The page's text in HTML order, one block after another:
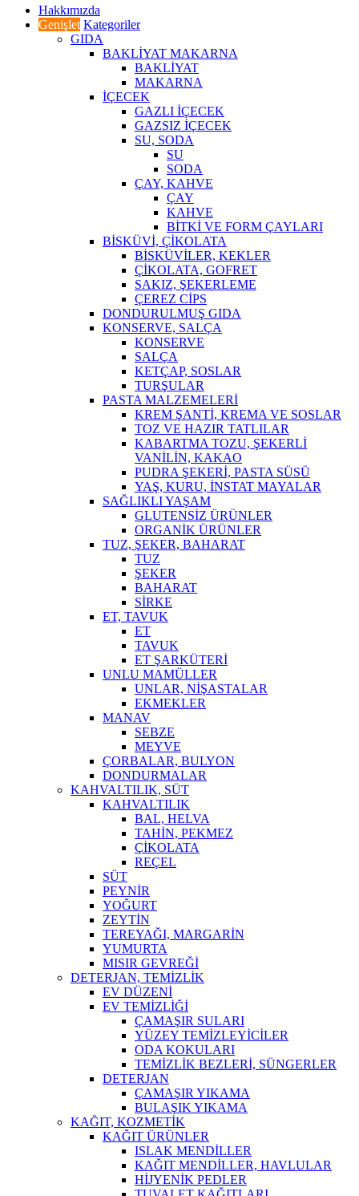
Hakkımızda
Genişlet Kategoriler
GIDA
BAKLİYAT MAKARNA
BAKLİYAT
MAKARNA
İÇECEK
GAZLI İÇECEK
GAZSIZ İÇECEK
SU, SODA
SU
SODA
ÇAY, KAHVE
ÇAY
KAHVE
BİTKİ VE FORM ÇAYLARI
BİSKÜVİ, ÇİKOLATA
BİSKÜVİLER, KEKLER
ÇİKOLATA, GOFRET
SAKIZ, ŞEKERLEME
ÇEREZ CİPS
DONDURULMUŞ GIDA
KONSERVE, SALÇA
KONSERVE
SALÇA
KETÇAP, SOSLAR
TURŞULAR
PASTA MALZEMELERİ
KREM ŞANTİ, KREMA VE SOSLAR
TOZ VE HAZIR TATLILAR
KABARTMA TOZU, ŞEKERLİ
VANİLİN, KAKAO
PUDRA ŞEKERİ, PASTA SÜSÜ
YAŞ, KURU, İNSTAT MAYALAR
SAĞLIKLI YAŞAM
GLUTENSİZ ÜRÜNLER
ORGANİK ÜRÜNLER
TUZ, ŞEKER, BAHARAT
TUZ
ŞEKER
BAHARAT
SİRKE
ET, TAVUK
ET
TAVUK
ET ŞARKÜTERİ
UNLU MAMÜLLER
UNLAR, NİŞASTALAR
EKMEKLER
MANAV
SEBZE
MEYVE
ÇORBALAR, BULYON
DONDURMALAR
KAHVALTILIK, SÜT
KAHVALTILIK
BAL, HELVA
TAHİN, PEKMEZ
ÇİKOLATA
REÇEL
SÜT
PEYNİR
YOĞURT
ZEYTİN
TEREYAĞI, MARGARİN
YUMURTA
MISIR GEVREĞİ
DETERJAN, TEMİZLİK
EV DÜZENİ
EV TEMİZLİĞİ
ÇAMAŞIR SULARI
YÜZEY TEMİZLEYİCİLER
ODA KOKULARI
TEMİZLİK BEZLERİ, SÜNGERLER
DETERJAN
ÇAMAŞIR YIKAMA
BULAŞIK YIKAMA
KAĞIT, KOZMETİK
KAĞIT ÜRÜNLER
ISLAK MENDİLLER
KAĞIT MENDİLLER, HAVLULAR
HİJYENİK PEDLER